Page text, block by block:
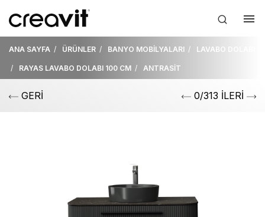
ANA SAYFA ÜRÜNLER BANYO MOBİLYALARI LAVABO DOLABI
RAYAS LAVABO DOLABI 100 CM ANTRASİT
GERİ 0/313 İLERİ